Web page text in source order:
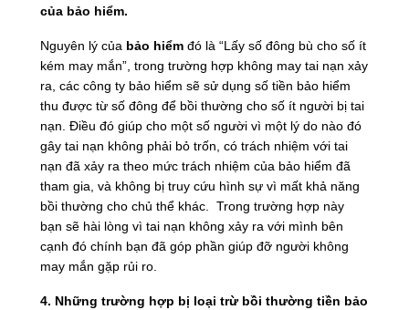
của bảo hiểm.
Nguyên lý của bảo hiểmđó là “Lấy số đông bù cho số ít
kém may mắn”, trong trường hợp không may tai nạn xảy
ra, các công ty bảo hiểm sẽ sử dụng số tiền bảo hiểm
thu được từ số đông để bồi thường cho số ít người bị tai
nạn. Điều đó giúp cho một số người vì một lý do nào đó
gây tai nạn không phải bỏ trốn, có trách nhiệm với tai
nạn đã xảy ra theo mức trách nhiệm của bảo hiểm đã
tham gia, và không bị truy cứu hình sự vì mất khả năng
bồi thường cho chủ thể khác. Trong trường hợp này
bạn sẽ hài lòng vì tai nạn không xảy ra với mình bên
cạnh đó chính bạn đã góp phần giúp đỡ người không
may mắn gặp rủi ro.
4. Những trường hợp bị loại trừ bồi thường tiền bảo